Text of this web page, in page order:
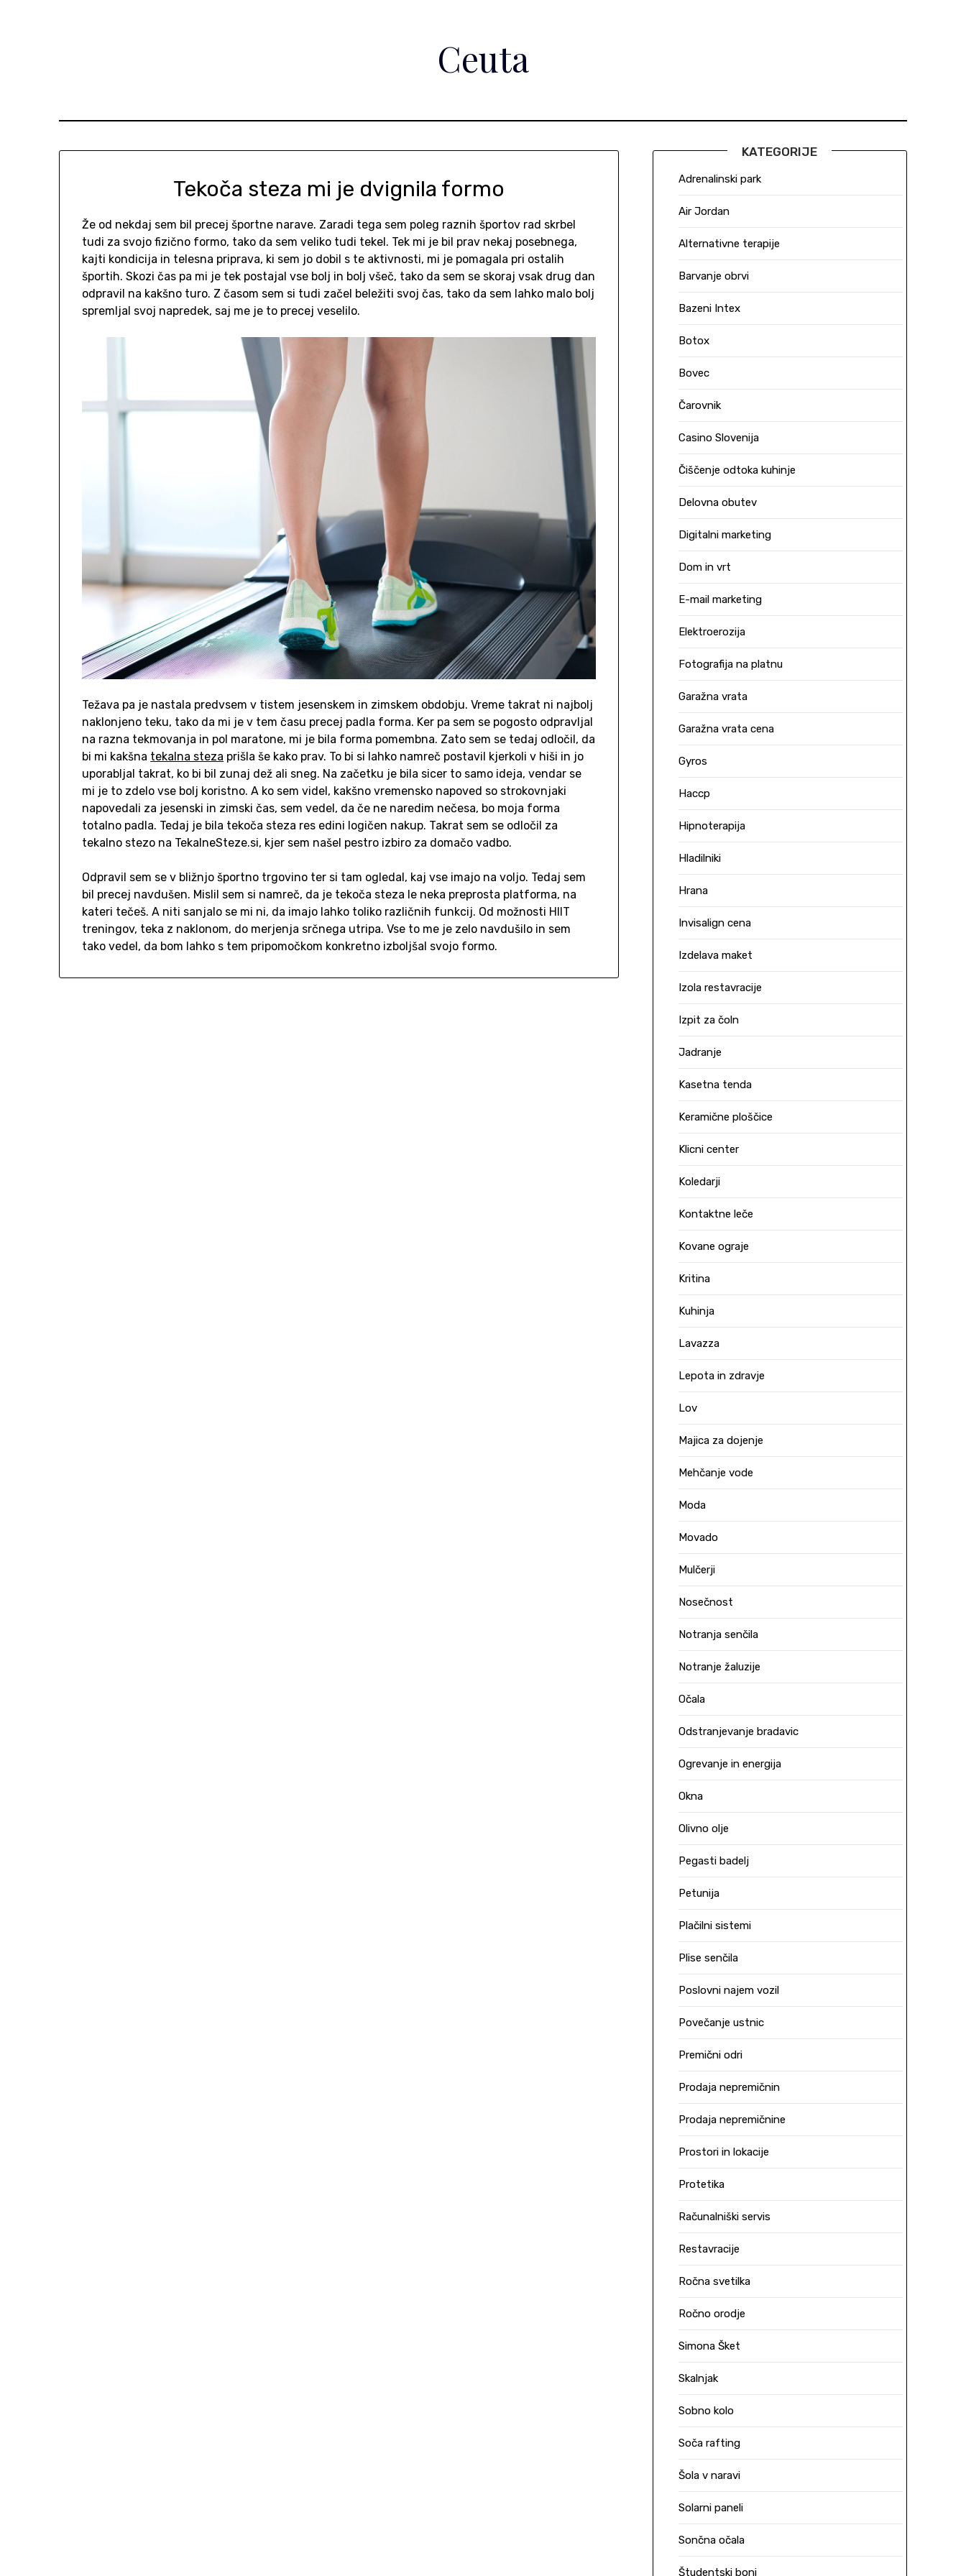
Ceuta
Tekoča steza mi je dvignila formo
Že od nekdaj sem bil precej športne narave. Zaradi tega sem poleg raznih športov rad skrbel
tudi za svojo fizično formo, tako da sem veliko tudi tekel. Tek mi je bil prav nekaj posebnega,
kajti kondicija in telesna priprava, ki sem jo dobil s te aktivnosti, mi je pomagala pri ostalih
športih. Skozi čas pa mi je tek postajal vse bolj in bolj všeč, tako da sem se skoraj vsak drug dan
odpravil na kakšno turo. Z časom sem si tudi začel beležiti svoj čas, tako da sem lahko malo bolj
spremljal svoj napredek, saj me je to precej veselilo.
Težava pa je nastala predvsem v tistem jesenskem in zimskem obdobju. Vreme takrat ni najbolj
naklonjeno teku, tako da mi je v tem času precej padla forma. Ker pa sem se pogosto odpravljal
na razna tekmovanja in pol maratone, mi je bila forma pomembna. Zato sem se tedaj odločil, da
bi mi kakšna tekalna steza prišla še kako prav. To bi si lahko namreč postavil kjerkoli v hiši in jo
uporabljal takrat, ko bi bil zunaj dež ali sneg. Na začetku je bila sicer to samo ideja, vendar se
mi je to zdelo vse bolj koristno. A ko sem videl, kakšno vremensko napoved so strokovnjaki
napovedali za jesenski in zimski čas, sem vedel, da če ne naredim nečesa, bo moja forma
totalno padla. Tedaj je bila tekoča steza res edini logičen nakup. Takrat sem se odločil za
tekalno stezo na TekalneSteze.si, kjer sem našel pestro izbiro za domačo vadbo.
Odpravil sem se v bližnjo športno trgovino ter si tam ogledal, kaj vse imajo na voljo. Tedaj sem
bil precej navdušen. Mislil sem si namreč, da je tekoča steza le neka preprosta platforma, na
kateri tečeš. A niti sanjalo se mi ni, da imajo lahko toliko različnih funkcij. Od možnosti HIIT
treningov, teka z naklonom, do merjenja srčnega utripa. Vse to me je zelo navdušilo in sem
tako vedel, da bom lahko s tem pripomočkom konkretno izboljšal svojo formo.
KATEGORIJE
Adrenalinski park
Air Jordan
Alternativne terapije
Barvanje obrvi
Bazeni Intex
Botox
Bovec
Čarovnik
Casino Slovenija
Čiščenje odtoka kuhinje
Delovna obutev
Digitalni marketing
Dom in vrt
E-mail marketing
Elektroerozija
Fotografija na platnu
Garažna vrata
Garažna vrata cena
Gyros
Haccp
Hipnoterapija
Hladilniki
Hrana
Invisalign cena
Izdelava maket
Izola restavracije
Izpit za čoln
Jadranje
Kasetna tenda
Keramične ploščice
Klicni center
Koledarji
Kontaktne leče
Kovane ograje
Kritina
Kuhinja
Lavazza
Lepota in zdravje
Lov
Majica za dojenje
Mehčanje vode
Moda
Movado
Mulčerji
Nosečnost
Notranja senčila
Notranje žaluzije
Očala
Odstranjevanje bradavic
Ogrevanje in energija
Okna
Olivno olje
Pegasti badelj
Petunija
Plačilni sistemi
Plise senčila
Poslovni najem vozil
Povečanje ustnic
Premični odri
Prodaja nepremičnin
Prodaja nepremičnine
Prostori in lokacije
Protetika
Računalniški servis
Restavracije
Ročna svetilka
Ročno orodje
Simona Šket
Skalnjak
Sobno kolo
Soča rafting
Šola v naravi
Solarni paneli
Sončna očala
Študentski boni